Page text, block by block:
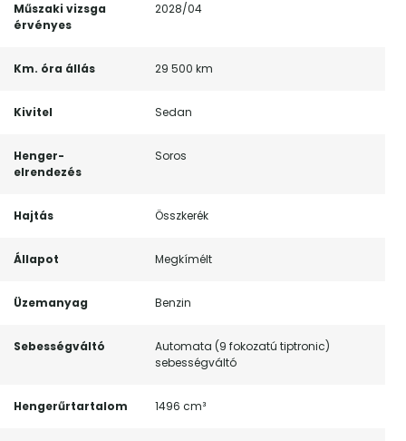
Műszaki vizsga
érvényes
2028/04
Km. óra állás 29 500 km
Kivitel Sedan
Henger-
elrendezés
Soros
Hajtás Összkerék
Állapot Megkímélt
Üzemanyag Benzin
Sebességváltó
Automata (9 fokozatú tiptronic)
sebességváltó
Hengerűrtartalom 1496 cm³